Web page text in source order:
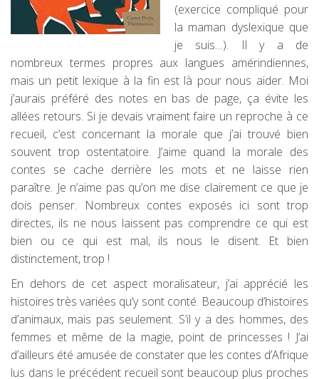
(exercice compliqué pour
la maman dyslexique que
je suis…). Il y a de
nombreux termes propres aux langues amérindiennes,
mais un petit lexique à la fin est là pour nous aider. Moi
j’aurais préféré des notes en bas de page, ça évite les
allées retours. Si je devais vraiment faire un reproche à ce
recueil, c’est concernant la morale que j’ai trouvé bien
souvent trop ostentatoire. J’aime quand la morale des
contes se cache derrière les mots et ne laisse rien
paraître. Je n’aime pas qu’on me dise clairement ce que je
dois penser. Nombreux contes exposés ici sont trop
directes, ils ne nous laissent pas comprendre ce qui est
bien ou ce qui est mal, ils nous le disent. Et bien
distinctement, trop !
En dehors de cet aspect moralisateur, j’ai apprécié les
histoires très variées qu’y sont conté. Beaucoup d’histoires
d’animaux, mais pas seulement. S’il y a des hommes, des
femmes et même de la magie, point de princesses ! J’ai
d’ailleurs été amusée de constater que les contes d’Afrique
lus dans le précédent recueil sont beaucoup plus proches